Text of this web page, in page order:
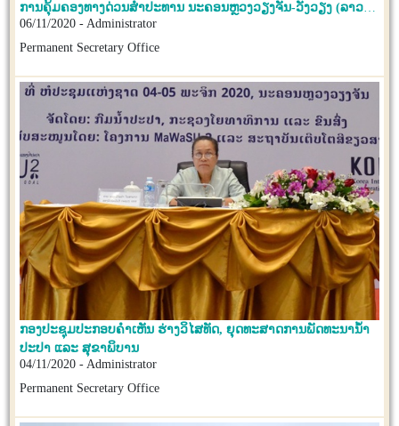
ການຄຸ້ມຄອງທາງດ່ວນສຳປະທານ ນະຄອນຫຼວງວຽງຈັນ-ວັງວຽງ (ລາວ-
ຈີນ)
06/11/2020 - Administrator
Permanent Secretary Office
ກອງປະຊຸມປະກອບຄຳເຫັນ ຮ່າງວິໄສທັດ, ຍຸດທະສາດການພັດທະນານໍ້າ
ປະປາ ແລະ ສຸຂາພິບານ
04/11/2020 - Administrator
Permanent Secretary Office